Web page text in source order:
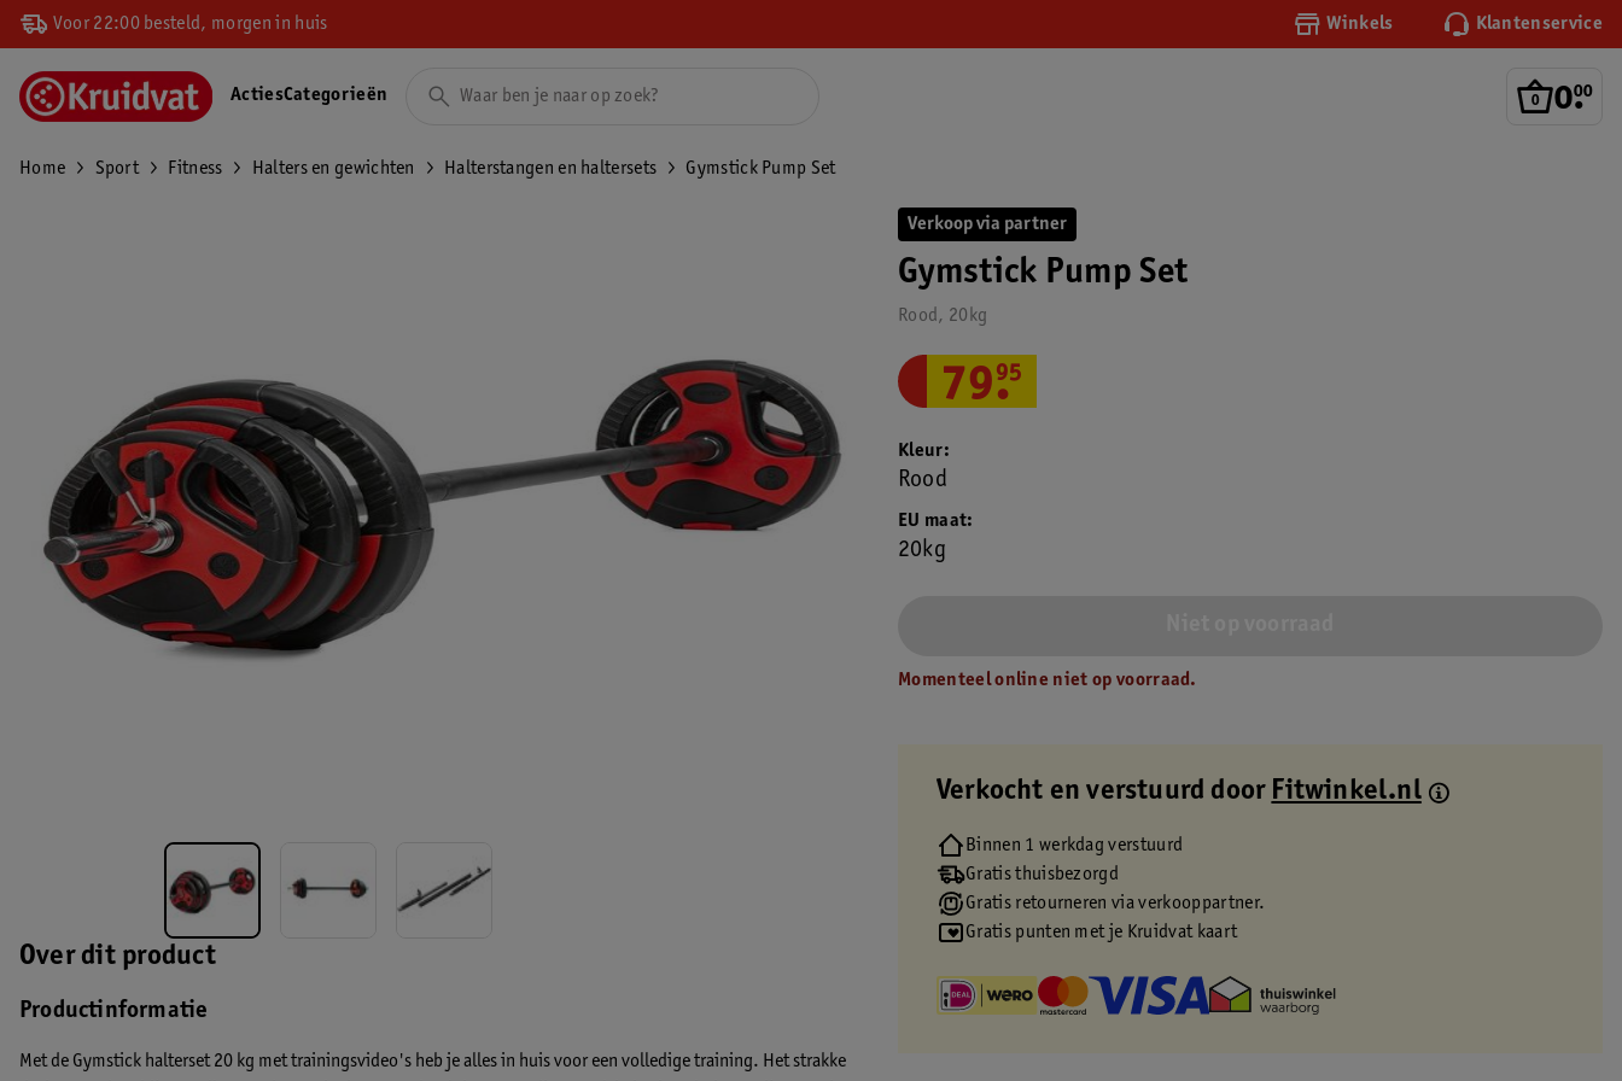
Voor 22:00 besteld, morgen in huis Winkels Klantenservice
0.
00
ActiesCategorieën
Home Sport Fitness Halters en gewichten Halterstangen en haltersets Gymstick Pump Set
Over dit product
Productinformatie
Met de Gymstick halterset 20 kg met trainingsvideo's heb je alles in huis voor een volledige training. Het strakke
Verkoop via partner
Gymstick Pump Set
Rood, 20kg
79.
95
EU maat
20kg
Kleur
Rood
Momenteel online niet op voorraad.
Verkocht en verstuurd door Fitwinkel.nl
Binnen 1 werkdag verstuurd
Gratis thuisbezorgd
Gratis retourneren via verkooppartner.
Gratis punten met je Kruidvat kaart